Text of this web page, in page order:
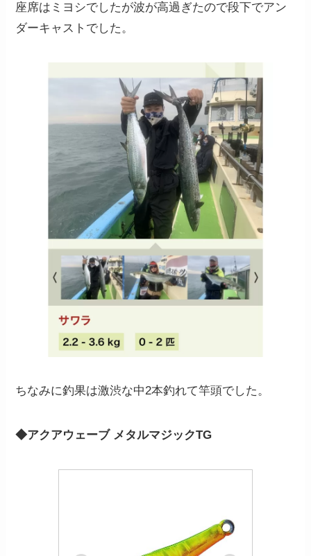
座席はミヨシでしたが波が高過ぎたので段下でアン
ダーキャストでした。
ちなみに釣果は激渋な中2本釣れて竿頭でした。
◆アクアウェーブ メタルマジックTG